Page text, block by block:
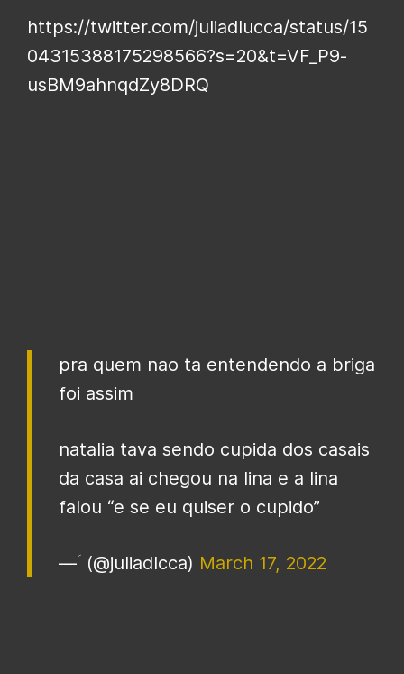
https://twitter.com/juliadIucca/status/15
04315388175298566?s=20&t=VF_P9-
usBM9ahnqdZy8DRQ
pra quem nao ta entendendo a briga
foi assim
natalia tava sendo cupida dos casais
da casa ai chegou na lina e a lina
falou “e se eu quiser o cupido”
— ؘ (@juliadlcca) March 17, 2022